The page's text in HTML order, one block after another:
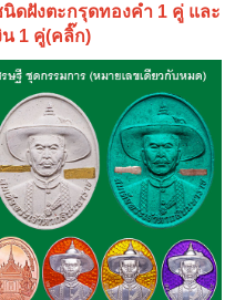
ดฝังตะกรุดทองคำ 1 คู่ และ
น 1 คู่(คลิ๊ก)